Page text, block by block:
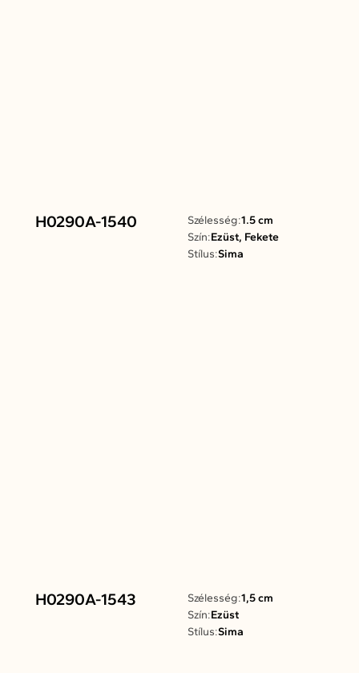
H0290A-1540 Szélesség:1.5 cm
Szín:Ezüst, Fekete
Stílus:Sima
H0290A-1543 Szélesség:1,5 cm
Szín:Ezüst
Stílus:Sima